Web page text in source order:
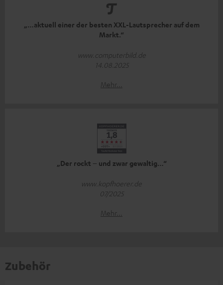
„…aktuell einer der besten XXL-Lautsprecher auf dem
Markt.“
www.computerbild.de
14.08.2025
Mehr...
„Der rockt – und zwar gewaltig…“
www.kopfhoerer.de
07/2025
Mehr...
Zubehör